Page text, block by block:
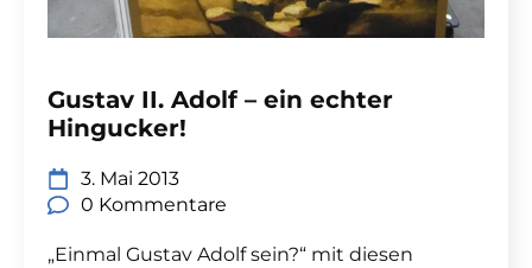
Gustav II. Adolf – ein echter
Hingucker!
3. Mai 2013
0 Kommentare
„Einmal Gustav Adolf sein?“ mit diesen